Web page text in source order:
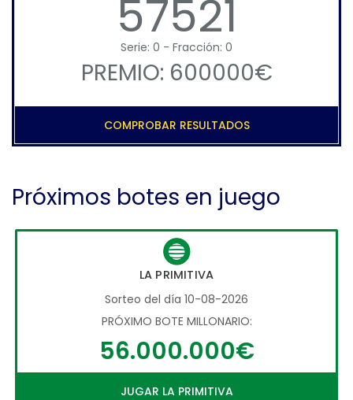
57521
Serie: 0 - Fracción: 0
PREMIO: 600000€
COMPROBAR RESULTADOS
Próximos botes en juego
LA PRIMITIVA
Sorteo del día 10-08-2026
PRÓXIMO BOTE MILLONARIO:
56.000.000€
JUGAR LA PRIMITIVA